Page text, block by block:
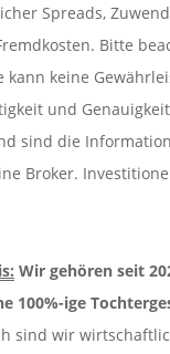
Spreads,
Bitte
keine
und
sind die
Broker.
Wir gehören seit
100%-ige
sind wir